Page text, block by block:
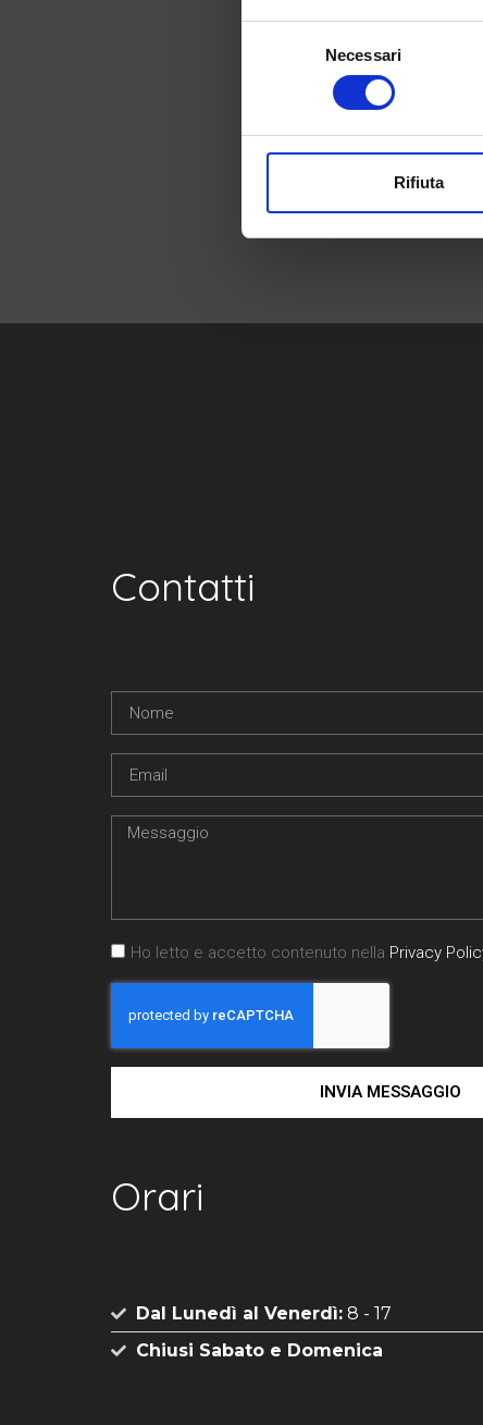
Necessari
Rifiuta
Contatti
Ho letto e accetto contenuto nella Privacy
INVIA MESSAGGIO
Orari
Dal Lunedì al Venerdì:8 - 17
Chiusi Sabato e Domenica